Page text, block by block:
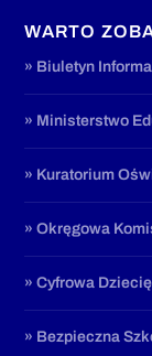
WARTO
» Biuletyn
» Ministerstwo
» Kuratorium
» Okręgowa
» Cyfrowa
» Bezpieczna